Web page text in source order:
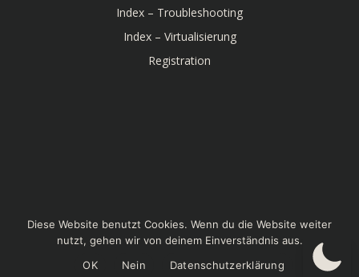
Index – Troubleshooting
Index – Virtualisierung
Registration
© 2026 Linux-Bibel. Created for free using WordPress
andColibri
Diese Website benutzt Cookies. Wenn du die Website weiter
nutzt, gehen wir von deinem Einverständnis aus.
OK
Nein Datenschutzerklärung